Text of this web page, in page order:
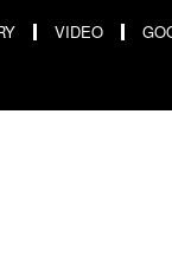
VIDEO